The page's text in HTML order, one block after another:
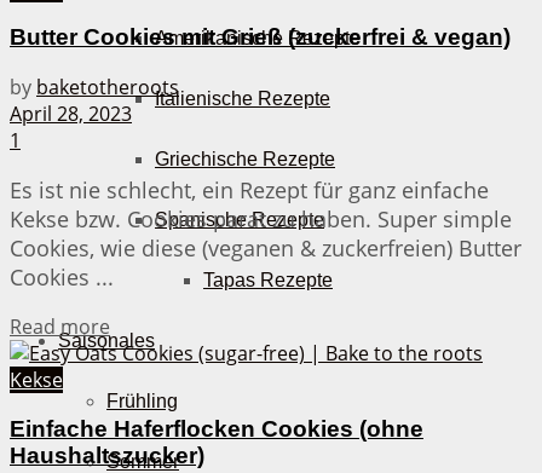
Amerikanische Rezepte
Italienische Rezepte
Griechische Rezepte
Spanische Rezepte
Tapas Rezepte
Saisonales
Frühling
Sommer
Butter Cookies mit Grieß (zuckerfrei & vegan)
by baketotheroots
April 28, 2023
1
Es ist nie schlecht, ein Rezept für ganz einfache
Kekse bzw. Cookies parat zu haben. Super simple
Cookies, wie diese (veganen & zuckerfreien) Butter
Cookies ...
Read more
Kekse
Einfache Haferflocken Cookies (ohne
Haushaltszucker)